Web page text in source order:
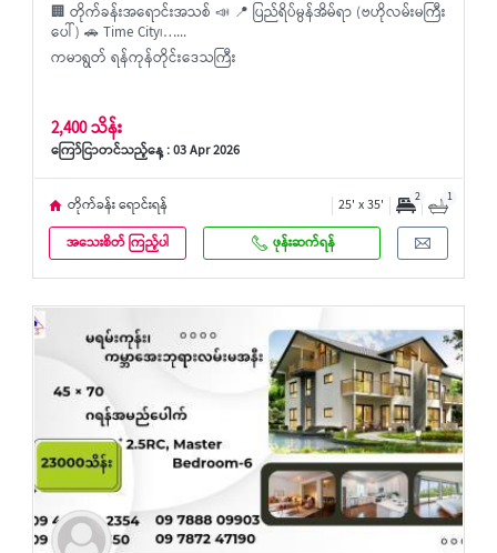
🏢 တိုက်ခန်းအရောင်းအသစ် 📣 📍 ပြည်ရိပ်မွန်အိမ်ရာ (ဗဟိုလမ်းမကြီး
ပေါ်) 🚗 Time City၊…...
ကမာရွတ် ရန်ကုန်တိုင်းဒေသကြီး
2,400 သိန်း
ကြော်ငြာတင်သည့်နေ့ : 03 Apr 2026
တိုက်ခန်း ရောင်းရန် 25' x 35' 2 1
အသေးစိတ် ကြည့်ပါ ဖုန်းဆက်ရန်